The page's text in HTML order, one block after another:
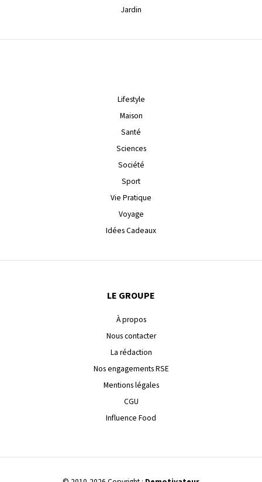
Jardin
Lifestyle
Maison
Santé
Sciences
Société
Sport
Vie Pratique
Voyage
Idées Cadeaux
LE GROUPE
À propos
Nous contacter
La rédaction
Nos engagements RSE
Mentions légales
CGU
Influence Food